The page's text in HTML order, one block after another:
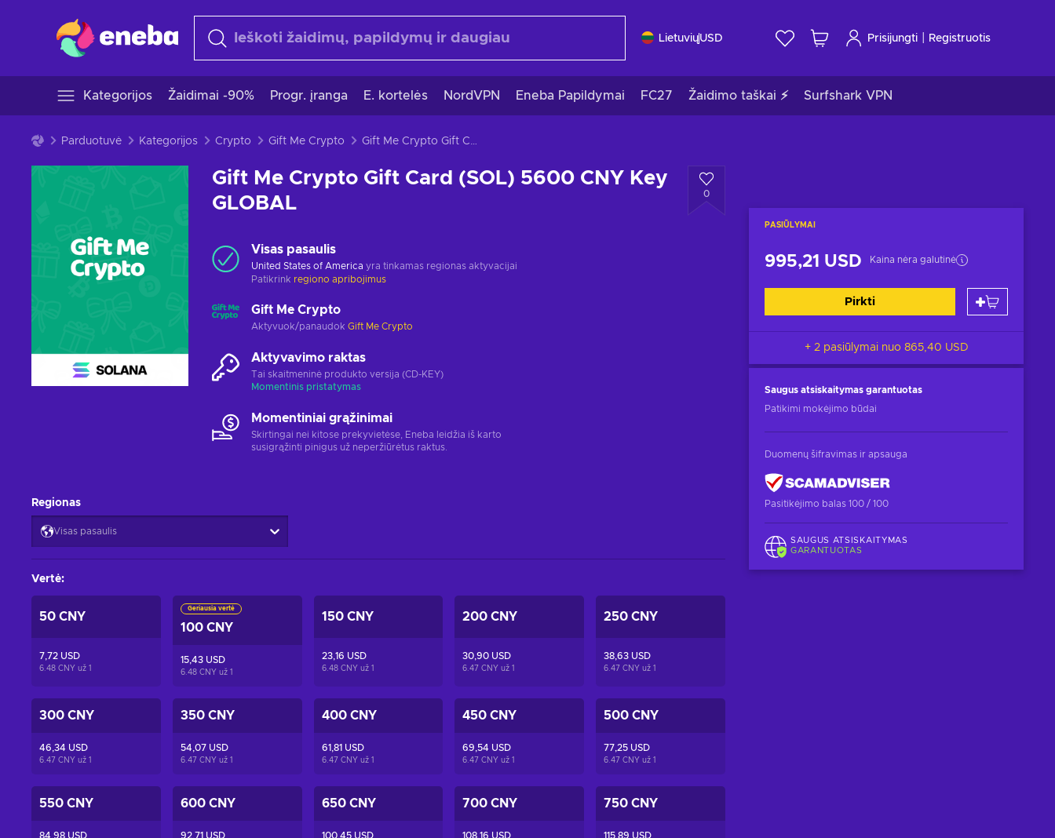
LietuviųUSD Prisijungti Registruotis
Kategorijos Žaidimai -90% Progr. įranga E. kortelės NordVPN Eneba Papildymai FC27 Žaidimo taškai ⚡ Surfshark VPN
Parduotuvė Kategorijos Crypto Gift Me Crypto Gift Me Crypto Gift Card (SOL) 5600 CNY Key GLOBAL
Gift Me Crypto Gift Card (SOL) 5600 CNY Key
GLOBAL
0
PASIŪLYMAI
995,21 USD Kaina nėra galutinė
Pirkti
+ 2 pasiūlymai nuo 865,40 USD
Saugus atsiskaitymas garantuotas
Patikimi mokėjimo būdai
Duomenų šifravimas ir apsauga
Pasitikėjimo balas 100 / 100
SAUGUS ATSISKAITYMAS
GARANTUOTAS
Visas pasaulis
United States of America yra tinkamas regionas aktyvacijai
Patikrink regiono apribojimus
Gift Me Crypto
Aktyvuok/panaudok Gift Me Crypto
Aktyvavimo raktas
Tai skaitmeninė produkto versija (CD-KEY)
Momentinis pristatymas
Momentiniai grąžinimai
Skirtingai nei kitose prekyvietėse, Eneba leidžia iš karto
susigrąžinti pinigus už neperžiūrėtus raktus.
Regionas
Visas pasaulis
Vertė:
50 CNY
7,72 USD
6.48 CNY už 1
Geriausia vertė
100 CNY
15,43 USD
6.48 CNY už 1
150 CNY
23,16 USD
6.48 CNY už 1
200 CNY
30,90 USD
6.47 CNY už1
250 CNY
38,63 USD
6.47 CNY už1
300 CNY
46,34 USD
6.47 CNY už 1
350 CNY
54,07 USD
6.47 CNY už 1
400 CNY
61,81 USD
6.47 CNY už 1
450 CNY
69,54 USD
6.47 CNY už1
500 CNY
77,25 USD
6.47 CNY už1
550 CNY
84,98 USD
600 CNY
92,71 USD
650 CNY
100,45 USD
700 CNY
108,16 USD
750 CNY
115,89 USD